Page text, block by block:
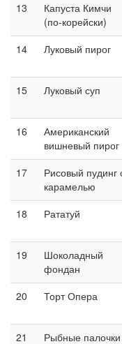
13
Капуста Кимчи
(по-корейски)
14 Луковый пирог
15
Луковый суп
16
Американский
вишневый пирог
17
Рисовый пудинг
карамелью
18 Рататуй
19
Шоколадный
фондан
20 Торт Опера
21
Рыбные палочки